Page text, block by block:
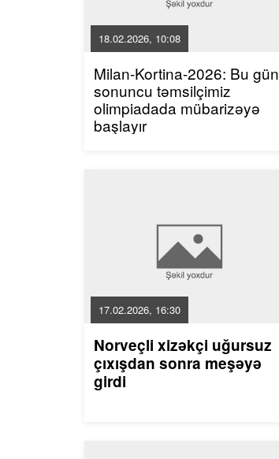
18.02.2026, 10:08
Milan-Kortina-2026: Bu gün
sonuncu təmsilçimiz
olimpiadada mübarizəyə
başlayır
17.02.2026, 16:30
Norveçli xizəkçi uğursuz
çıxışdan sonra meşəyə
girdi